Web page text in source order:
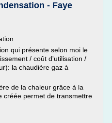
- Faye
qui présente selon moi le
/ coût d'utilisation /
la chaudière gaz à
de la chaleur grâce à la
créée permet de transmettre